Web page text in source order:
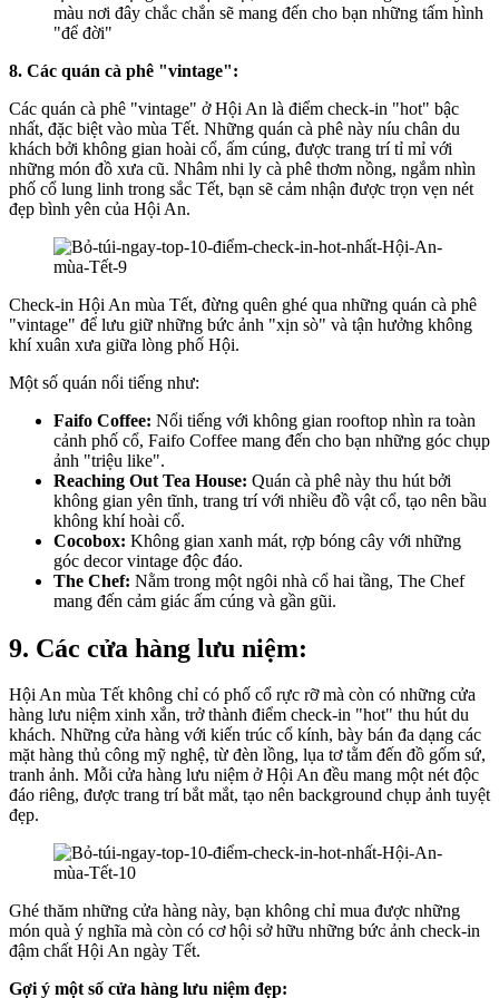
màu nơi đây chắc chắn sẽ mang đến cho bạn những tấm hình
"để đời"
8. Các quán cà phê "vintage":
Các quán cà phê "vintage" ở Hội An là điểm check-in "hot" bậc
nhất, đặc biệt vào mùa Tết. Những quán cà phê này níu chân du
khách bởi không gian hoài cổ, ấm cúng, được trang trí tỉ mỉ với
những món đồ xưa cũ. Nhâm nhi ly cà phê thơm nồng, ngắm nhìn
phố cổ lung linh trong sắc Tết, bạn sẽ cảm nhận được trọn vẹn nét
đẹp bình yên của Hội An.
Check-in Hội An mùa Tết, đừng quên ghé qua những quán cà phê
"vintage" để lưu giữ những bức ảnh "xịn sò" và tận hưởng không
khí xuân xưa giữa lòng phố Hội.
Một số quán nổi tiếng như:
Faifo Coffee: Nổi tiếng với không gian rooftop nhìn ra toàn
cảnh phố cổ, Faifo Coffee mang đến cho bạn những góc chụp
ảnh "triệu like".
Reaching Out Tea House: Quán cà phê này thu hút bởi
không gian yên tĩnh, trang trí với nhiều đồ vật cổ, tạo nên bầu
không khí hoài cổ.
Cocobox: Không gian xanh mát, rợp bóng cây với những
góc decor vintage độc đáo.
The Chef: Nằm trong một ngôi nhà cổ hai tầng, The Chef
mang đến cảm giác ấm cúng và gần gũi.
9. Các cửa hàng lưu niệm:
Hội An mùa Tết không chỉ có phố cổ rực rỡ mà còn có những cửa
hàng lưu niệm xinh xắn, trở thành điểm check-in "hot" thu hút du
khách. Những cửa hàng với kiến trúc cổ kính, bày bán đa dạng các
mặt hàng thủ công mỹ nghệ, từ đèn lồng, lụa tơ tằm đến đồ gốm sứ,
tranh ảnh. Mỗi cửa hàng lưu niệm ở Hội An đều mang một nét độc
đáo riêng, được trang trí bắt mắt, tạo nên background chụp ảnh tuyệt
đẹp.
Ghé thăm những cửa hàng này, bạn không chỉ mua được những
món quà ý nghĩa mà còn có cơ hội sở hữu những bức ảnh check-in
đậm chất Hội An ngày Tết.
Gợi ý một số cửa hàng lưu niệm đẹp: